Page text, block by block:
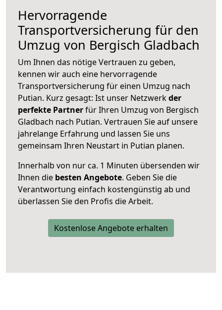
Hervorragende
Transportversicherung für den
Umzug von Bergisch Gladbach
Um Ihnen das nötige Vertrauen zu geben,
kennen wir auch eine hervorragende
Transportversicherung für einen Umzug nach
Putian. Kurz gesagt: Ist unser Netzwerkder
perfekte Partnerfür Ihren Umzug von Bergisch
Gladbach nach Putian. Vertrauen Sie auf unsere
jahrelange Erfahrung und lassen Sie uns
gemeinsam Ihren Neustart in Putian planen.
Innerhalb von nur ca. 1 Minuten übersenden wir
Ihnen die besten Angebote. Geben Sie die
Verantwortung einfach kostengünstig ab und
überlassen Sie den Profis die Arbeit.
Kostenlose Angebote erhalten